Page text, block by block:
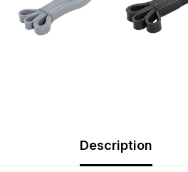
Description